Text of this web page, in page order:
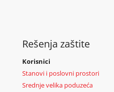
Rešenja zaštite
Korisnici
Stanovi i poslovni prostori
Srednje velika poduzeća